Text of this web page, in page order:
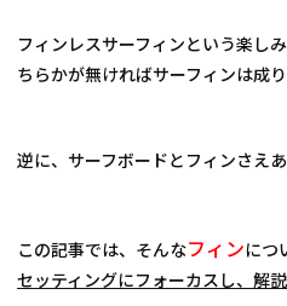
フィンレスサーフィンという楽し
ちらかが無ければサーフィンは成り
逆に、サーフボードとフィンさえ
この記事では、そんなフィンにつ
セッティングにフォーカスし、解説